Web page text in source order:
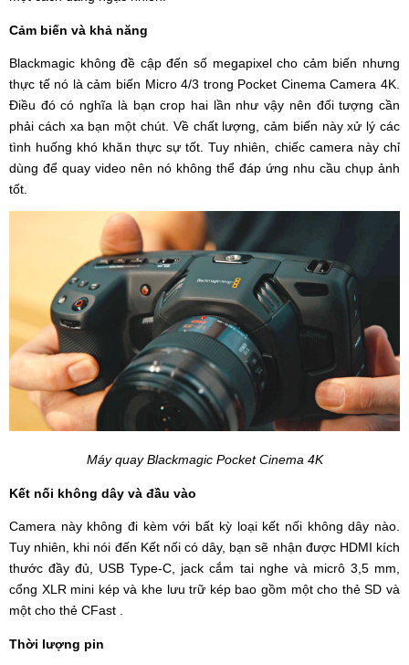
Cảm biến và khả năng
Blackmagic không đề cập đến số megapixel cho cảm biến nhưng
thực tế nó là cảm biến Micro 4/3 trong Pocket Cinema Camera 4K.
Điều đó có nghĩa là bạn crop hai lần như vậy nên đối tượng cần
phải cách xa bạn một chút. Về chất lượng, cảm biến này xử lý các
tình huống khó khăn thực sự tốt. Tuy nhiên, chiếc camera này chỉ
dùng để quay video nên nó không thể đáp ứng nhu cầu chụp ảnh
tốt.
Máy quay Blackmagic Pocket Cinema 4K
Kết nối không dây và đầu vào
Camera này không đi kèm với bất kỳ loại kết nối không dây nào.
Tuy nhiên, khi nói đến Kết nối có dây, bạn sẽ nhận được HDMI kích
thước đầy đủ, USB Type-C, jack cắm tai nghe và micrô 3,5 mm,
cổng XLR mini kép và khe lưu trữ kép bao gồm một cho thẻ SD và
một cho thẻ CFast .
Thời lượng pin